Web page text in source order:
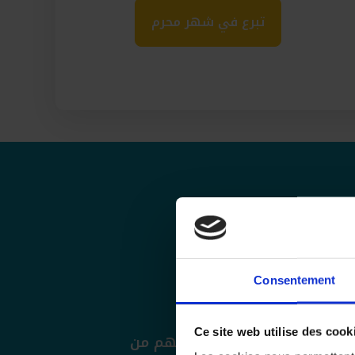
Consentement
Ce site web utilise des
تبرع في شهر محرم
العام
وأفغانستان وغانا ورفعهم من